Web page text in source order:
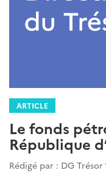
ARTICLE
Le fonds
République
Rédigé par : DG Trésor